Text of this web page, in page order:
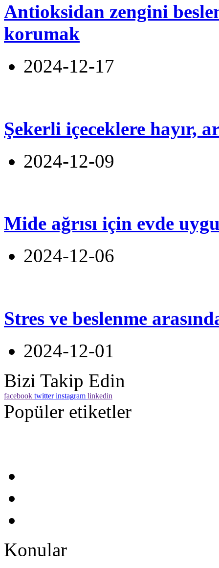
Antioksidan zengini
korumak
2024-12-17
Şekerli içeceklere hayır,
2024-12-09
Mide ağrısı için evde
2024-12-06
Stres ve beslenme
2024-12-01
Bizi Takip Edin
facebook twitter instagram linkedin
Popüler etiketler
Konular